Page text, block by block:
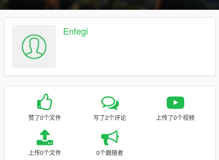
Enfegi
赞了0个文件 写了2个评论 上传了0个视频
上传0个文件 0个跟随者